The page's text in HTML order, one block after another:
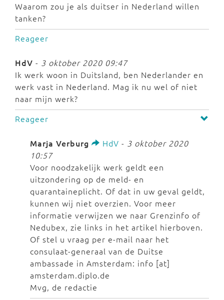
Waarom zou je als duitser in Nederland willen
tanken?
Reageer
HdV - 3 oktober 2020 09:47
Ik werk woon in Duitsland, ben Nederlander en
werk vast in Nederland. Mag ik nu wel of niet
naar mijn werk?
Reageer
Marja Verburg HdV - 3 oktober 2020
10:57
Voor noodzakelijk werk geldt een
uitzondering op de meld- en
quarantaineplicht. Of dat in uw geval geldt,
kunnen wij niet overzien. Voor meer
informatie verwijzen we naar Grenzinfo of
Nedubex, zie links in het artikel hierboven.
Of stel u vraag per e-mail naar het
consulaat-generaal van de Duitse
ambassade in Amsterdam: info [at]
amsterdam.diplo.de
Mvg, de redactie